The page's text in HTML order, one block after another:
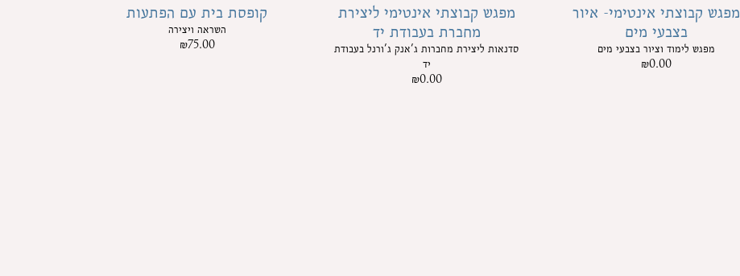
מפגש קבוצתי אינטימי- איור
בצבעי מים
מפגש לימוד וציור בצבעי מים
₪0.00
מפגש קבוצתי אינטימי ליצירת
מחברת בעבודת יד
סדנאות ליצירת מחברות ג'אנק ג'ורנל בעבודת
יד
₪0.00
קופסת בית עם הפתעות
השראה ויצירה
₪75.00